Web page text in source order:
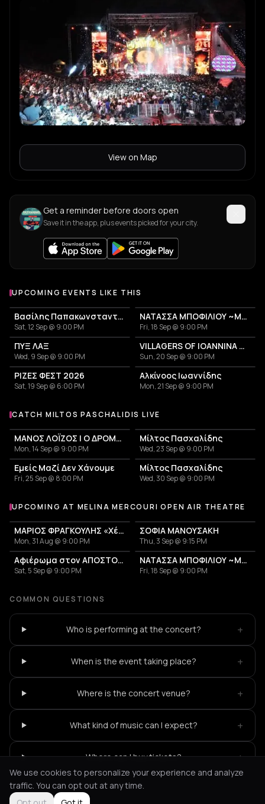
View on Map
Get a reminder before doors open
Save it in the app, plus events picked for your city.
UPCOMING EVENTS LIKE THIS
Βασίλης Παπακωνσταντίνου
Sat, 12 Sep @ 9:00 PM
ΝΑΤΑΣΣΑ ΜΠΟΦΙΛΙΟΥ ~ΜΕΤΡΗΜΑ~
Fri, 18 Sep @ 9:00 PM
ΠΥΞ ΛΑΞ
Wed, 9 Sep @ 9:00 PM
VILLAGERS OF IOANNINA CITY - VENCEREMOS 2026
Sun, 20 Sep @ 9:00 PM
ΡΙΖΕΣ ΦΕΣΤ 2026
Sat, 19 Sep @ 6:00 PM
Αλκίνοος Ιωαννίδης
Mon, 21 Sep @ 9:00 PM
More events with Miltos Paschalidis
CATCH MILTOS PASCHALIDIS LIVE
ΜΑΝΟΣ ΛΟΪΖΟΣ | Ο ΔΡΟΜΟΣ ΕΧΕΙ ΤΗ ΔΙΚΗ ΤΟΥ ΙΣΤΟΡΙΑ
Mon, 14 Sep @ 9:00 PM
Μίλτος Πασχαλίδης
Wed, 23 Sep @ 9:00 PM
Εμείς Μαζί Δεν Χάνουμε
Fri, 25 Sep @ 8:00 PM
Μίλτος Πασχαλίδης
Wed, 30 Sep @ 9:00 PM
More events at Melina Mercouri Open Air Theatre
UPCOMING AT MELINA MERCOURI OPEN AIR THEATRE
ΜΑΡΙΟΣ ΦΡΑΓΚΟΥΛΗΣ «Χέρια Φτερά«
Mon, 31 Aug @ 9:00 PM
ΣΟΦΙΑ ΜΑΝΟΥΣΑΚΗ
Thu, 3 Sep @ 9:15 PM
Αφιέρωμα στον ΑΠΟΣΤΟΛΟ ΚΑΛΔΑΡΑ
Sat, 5 Sep @ 9:00 PM
ΝΑΤΑΣΣΑ ΜΠΟΦΙΛΙΟΥ ~ΜΕΤΡΗΜΑ~
Fri, 18 Sep @ 9:00 PM
COMMON QUESTIONS
Who is performing at the concert? +
When is the event taking place? +
Where is the concert venue? +
What kind of music can I expect? +
Where can I buy tickets? +
We use cookies to personalize your experience and analyze
traffic. You can opt out at any time.